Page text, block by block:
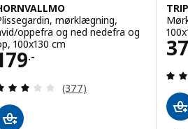
mørklægning,
oppefra og ned nedefra og
100x130 cm
.-
179.-
Anmeld: 3 ud af 5
(377)